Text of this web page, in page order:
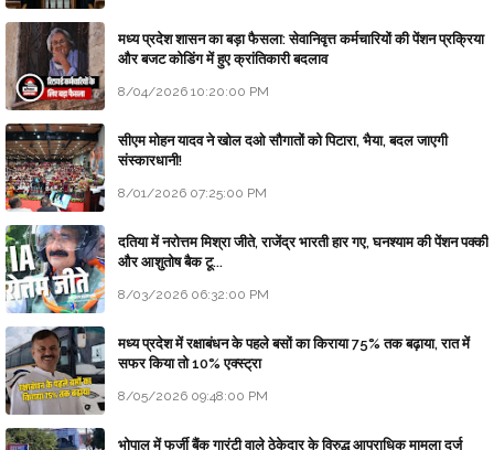
मध्य प्रदेश शासन का बड़ा फैसला: सेवानिवृत्त कर्मचारियों की पेंशन प्रक्रिया
और बजट कोडिंग में हुए क्रांतिकारी बदलाव
8/04/2026 10:20:00 PM
सीएम मोहन यादव ने खोल दओ सौगातों को पिटारा, भैया, बदल जाएगी
संस्कारधानी!
8/01/2026 07:25:00 PM
दतिया में नरोत्तम मिश्रा जीते, राजेंद्र भारती हार गए, घनश्याम की पेंशन पक्की
और आशुतोष बैक टू...
8/03/2026 06:32:00 PM
मध्य प्रदेश में रक्षाबंधन के पहले बसों का किराया 75% तक बढ़ाया, रात में
सफर किया तो 10% एक्स्ट्रा
8/05/2026 09:48:00 PM
भोपाल में फर्जी बैंक गारंटी वाले ठेकेदार के विरुद्ध आपराधिक मामला दर्ज